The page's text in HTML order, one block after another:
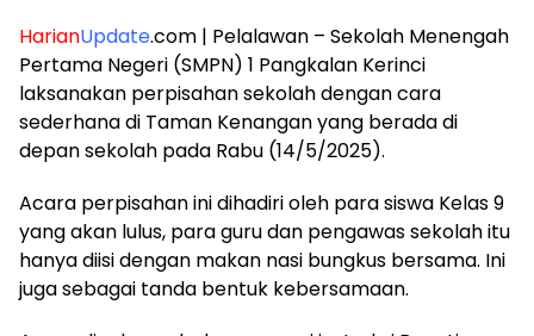
HarianUpdate.com | Pelalawan – Sekolah Menengah
Pertama Negeri (SMPN) 1 Pangkalan Kerinci
laksanakan perpisahan sekolah dengan cara
sederhana di Taman Kenangan yang berada di
depan sekolah pada Rabu (14/5/2025).
Acara perpisahan ini dihadiri oleh para siswa Kelas 9
yang akan lulus, para guru dan pengawas sekolah itu
hanya diisi dengan makan nasi bungkus bersama. Ini
juga sebagai tanda bentuk kebersamaan.